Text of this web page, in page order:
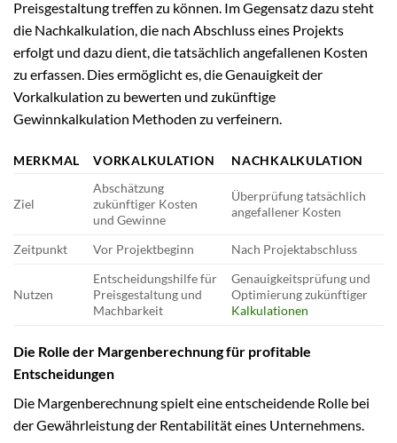
Preisgestaltung treffen zu können. Im Gegensatz dazu steht
die Nachkalkulation, die nach Abschluss eines Projekts
erfolgt und dazu dient, die tatsächlich angefallenen Kosten
zu erfassen. Dies ermöglicht es, die Genauigkeit der
Vorkalkulation zu bewerten und zukünftige
Gewinnkalkulation Methoden zu verfeinern.
MERKMAL VORKALKULATION NACHKALKULATION
Ziel
Abschätzung
zukünftiger Kosten
und Gewinne
Überprüfung tatsächlich
angefallener Kosten
Zeitpunkt Vor Projektbeginn Nach Projektabschluss
Nutzen
Entscheidungshilfe für
Preisgestaltung und
Machbarkeit
Genauigkeitsprüfung und
Optimierung zukünftiger
Kalkulationen
Die Rolle der Margenberechnung für profitable
Entscheidungen
Die Margenberechnung spielt eine entscheidende Rolle bei
der Gewährleistung der Rentabilität eines Unternehmens.